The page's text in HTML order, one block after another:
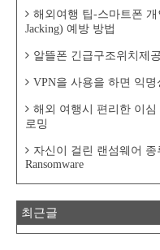
해외여행 팁-스마트폰
Jacking) 예방 방법
알뜰폰 긴급구조위치제
VPN을 사용을 하면 익
해외 여행시 편리한 이
로밍
자신이 걸린 랜섬웨어
Ransomware
최근글